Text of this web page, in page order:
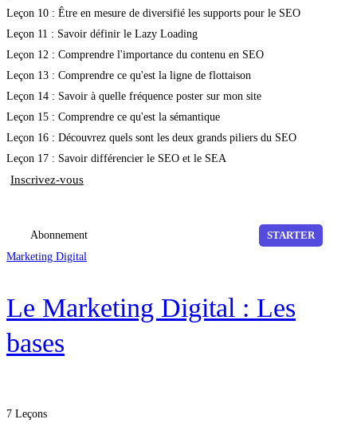
Leçon 10 : Être en mesure de diversifié les supports pour le SEO
Leçon 11 : Savoir définir le Lazy Loading
Leçon 12 : Comprendre l'importance du contenu en SEO
Leçon 13 : Comprendre ce qu'est la ligne de flottaison
Leçon 14 : Savoir à quelle fréquence poster sur mon site
Leçon 15 : Comprendre ce qu'est la sémantique
Leçon 16 : Découvrez quels sont les deux grands piliers du SEO
Leçon 17 : Savoir différencier le SEO et le SEA
Inscrivez-vous
Abonnement
STARTER
Marketing Digital
Le Marketing Digital : Les
bases
7 Leçons